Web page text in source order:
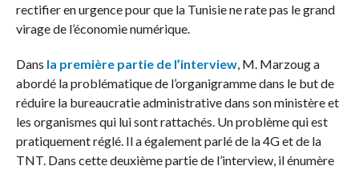
rectifier en urgence pour que la Tunisie ne rate pas le grand
virage de l’économie numérique.
Dans la première partie de l’interview, M. Marzoug a
abordé la problématique de l’organigramme dans le but de
réduire la bureaucratie administrative dans son ministère et
les organismes qui lui sont rattachés. Un problème qui est
pratiquement réglé. Il a également parlé de la 4G et de la
TNT. Dans cette deuxième partie de l’interview, il énumère